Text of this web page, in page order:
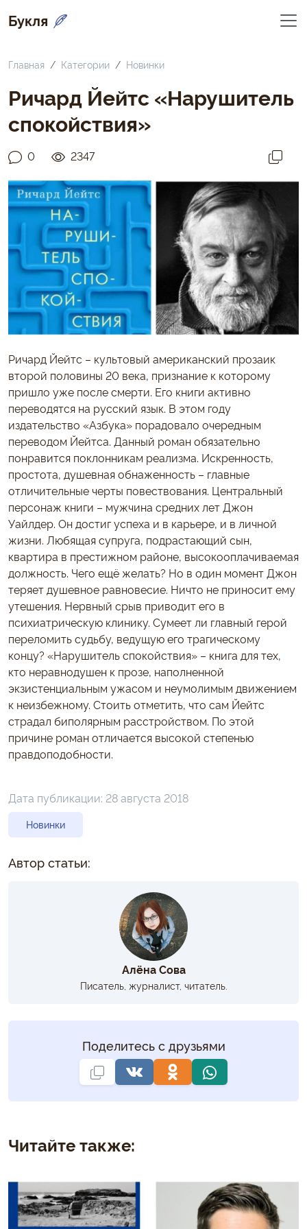
Букля
Главная Категории Новинки
Ричард Йейтс «Нарушитель
спокойствия»
0 2347
Ричард Йейтс – культовый американский прозаик
второй половины 20 века, признание к которому
пришло уже после смерти. Его книги активно
переводятся на русский язык. В этом году
издательство «Азбука» порадовало очередным
переводом Йейтса. Данный роман обязательно
понравится поклонникам реализма. Искренность,
простота, душевная обнаженность – главные
отличительные черты повествования. Центральный
персонаж книги – мужчина средних лет Джон
Уайлдер. Он достиг успеха и в карьере, и в личной
жизни. Любящая супруга, подрастающий сын,
квартира в престижном районе, высокооплачиваемая
должность. Чего ещё желать? Но в один момент Джон
теряет душевное равновесие. Ничто не приносит ему
утешения. Нервный срыв приводит его в
психиатрическую клинику. Сумеет ли главный герой
переломить судьбу, ведущую его трагическому
концу? «Нарушитель спокойствия» – книга для тех,
кто неравнодушен к прозе, наполненной
экзистенциальным ужасом и неумолимым движением
к неизбежному. Стоить отметить, что сам Йейтс
страдал биполярным расстройством. По этой
причине роман отличается высокой степенью
правдоподобности.
Дата публикации: 28 августа 2018
Новинки
Автор статьи:
Алёна Сова
Писатель, журналист, читатель.
Поделитесь с друзьями
Читайте также: